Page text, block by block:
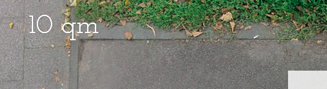
Menu
Skip to content